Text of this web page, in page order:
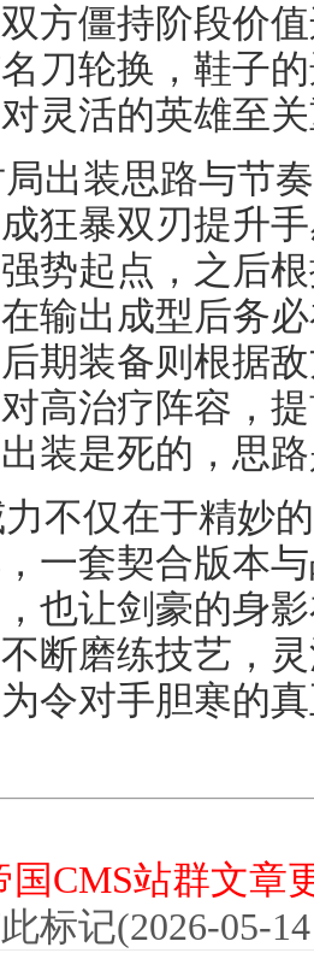
方僵持阶段价
刀轮换，鞋子
灵活的英雄至
出装思路与节
狂暴双刃提升
势起点，之后
输出成型后务
期装备则根据
高治疗阵容，
装是死的，思
不仅在于精妙
一套契合版本
也让剑豪的身
断磨练技艺，
令对手胆寒的
国CMS站群文章
标记(2026-05-